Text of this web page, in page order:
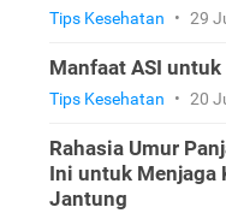
Tips Kesehatan • 29
Manfaat ASI untuk
Tips Kesehatan • 20
Rahasia Umur
Ini untuk Menjaga
Jantung